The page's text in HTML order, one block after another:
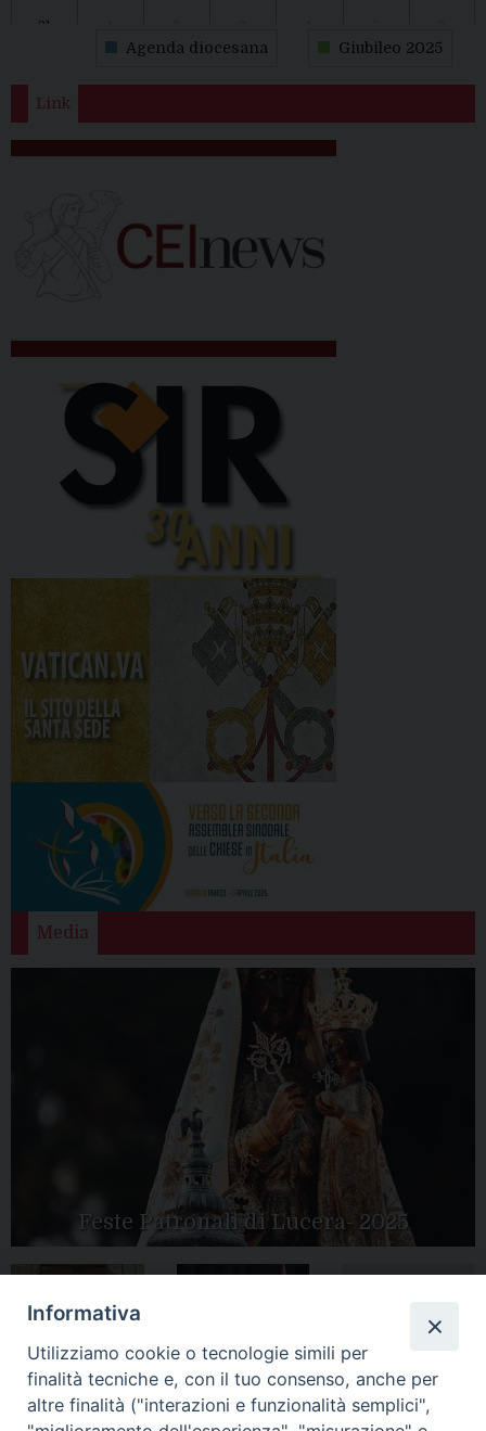
31
Agenda diocesana Giubileo 2025
Link
Media
Feste Patronali di Lucera- 2025
Apertura Anno
Giubilare 2025
Mariae in Diocesi
Tutte le gallery
Informativa
Utilizziamo cookie o tecnologie simili per
finalità tecniche e, con il tuo consenso, anche per
altre finalità ("interazioni e funzionalità semplici",